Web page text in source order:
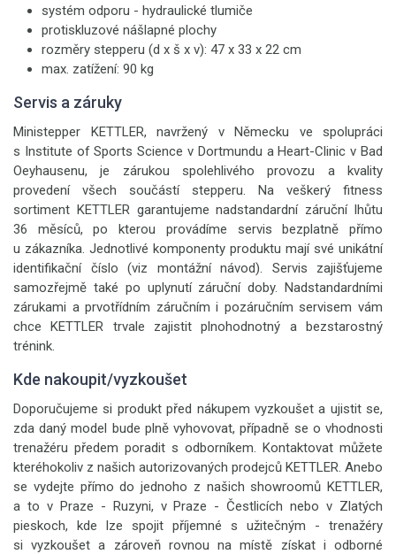
systém odporu - hydraulické tlumiče
protiskluzové nášlapné plochy
rozměry stepperu (d x š x v): 47 x 33 x 22 cm
max. zatížení: 90 kg
Servis a záruky
Ministepper KETTLER, navržený v Německu ve spolupráci
s Institute of Sports Science v Dortmundu a Heart-Clinic v Bad
Oeyhausenu, je zárukou spolehlivého provozu a kvality
provedení všech součástí stepperu. Na veškerý fitness
sortiment KETTLER garantujeme nadstandardní záruční lhůtu
36 měsíců, po kterou provádíme servis bezplatně přímo
u zákazníka. Jednotlivé komponenty produktu mají své unikátní
identifikační číslo (viz montážní návod). Servis zajišťujeme
samozřejmě také po uplynutí záruční doby. Nadstandardními
zárukami a prvotřídním záručním i pozáručním servisem vám
chce KETTLER trvale zajistit plnohodnotný a bezstarostný
trénink.
Kde nakoupit/vyzkoušet
Doporučujeme si produkt před nákupem vyzkoušet a ujistit se,
zda daný model bude plně vyhovovat, případně se o vhodnosti
trenažéru předem poradit s odborníkem. Kontaktovat můžete
kteréhokoliv z našich autorizovaných prodejců KETTLER. Anebo
se vydejte přímo do jednoho z našich showroomů KETTLER,
a to v Praze - Ruzyni, v Praze - Čestlicích nebo v Zlatých
pieskoch, kde lze spojit příjemné s užitečným - trenažéry
si vyzkoušet a zároveň rovnou na místě získat i odborné